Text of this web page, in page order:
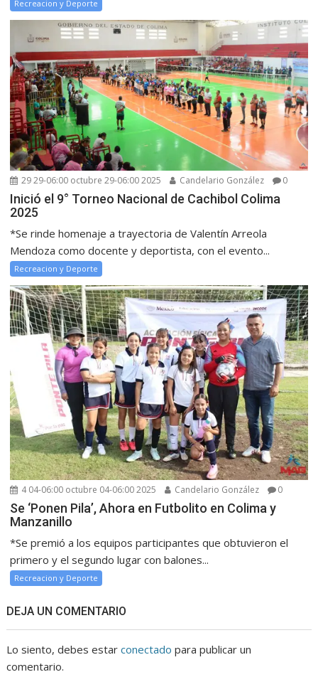
Recreacion y Deporte
29 29-06:00 octubre 29-06:00 2025 Candelario González 0
Inició el 9° Torneo Nacional de Cachibol Colima
2025
*Se rinde homenaje a trayectoria de Valentín Arreola
Mendoza como docente y deportista, con el evento...
Recreacion y Deporte
4 04-06:00 octubre 04-06:00 2025 Candelario González 0
Se ‘Ponen Pila’, Ahora en Futbolito en Colima y
Manzanillo
*Se premió a los equipos participantes que obtuvieron el
primero y el segundo lugar con balones...
Recreacion y Deporte
DEJA UN COMENTARIO
Lo siento, debes estarconectado para publicar un
comentario.